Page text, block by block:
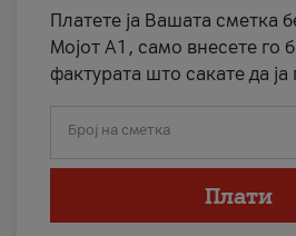
Платете ја Вашата сметка
Мојот А1, само внесете го
фактурата што сакате да ја
Број на сметка
Плати